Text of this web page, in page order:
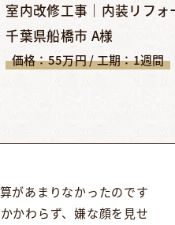
千葉県船橋市 A様
価格：55万円 / 工期：1週間
があまりなかったのです
かわらず、嫌な顔を見せ